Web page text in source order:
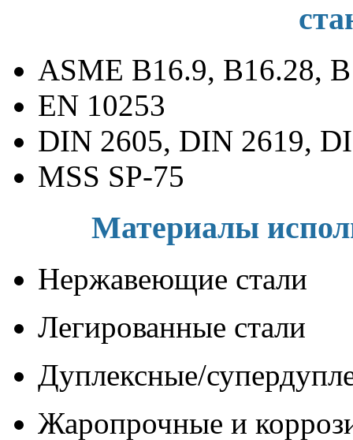
ASME B16.9, B16.28,
EN 10253
DIN 2605, DIN 2619,
MSS SP-75
Материалы
Нержавеющие стали
Легированные стали
Дуплексные/
Жаропрочные и